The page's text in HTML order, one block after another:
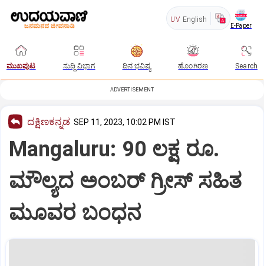
UV English
E-Paper
ಮುಖಪುಟ ಸುದ್ದಿ ವಿಭಾಗ ದಿನ ಭವಿಷ್ಯ ಹೊಂಗಿರಣ Search
ADVERTISEMENT
ದಕ್ಷಿಣಕನ್ನಡ SEP 11, 2023, 10:02 PM IST
Mangaluru: 90 ಲಕ್ಷ ರೂ.
ಮೌಲ್ಯದ ಅಂಬರ್ ಗ್ರೀಸ್ ಸಹಿತ
ಮೂವರ ಬಂಧನ